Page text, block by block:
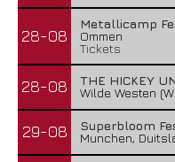
28-08
Metallicamp
Ommen
Tickets
28-08
THE HICKEY
Wilde Westen
29-08
Superbloom
Munchen,